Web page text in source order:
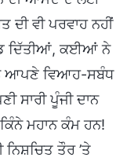
ਦੀ ਵੀ ਪਰਵਾਹ ਨਹੀਂ
ਦਿੱਤੀਆਂ, ਕਈਆਂ ਨੇ
ਆਪਣੇ ਵਿਆਹ-ਸਬੰਧ
ਸਾਰੀ ਪੂੰਜੀ ਦਾਨ
ਮਹਾਨ ਕੰਮ ਹਨ!
ਨਿਸ਼ਚਿਤ ਤੌਰ ’ਤੇ